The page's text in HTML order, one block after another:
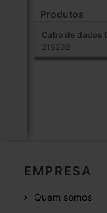
Produtos
Cabo de dados
219202
EMPRESA
Quem somos